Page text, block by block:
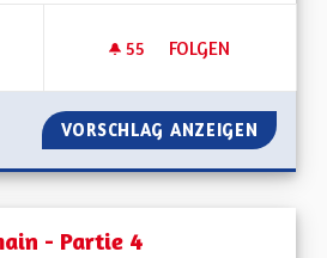
55 55 FOLLOWER
FOLGEN
L’ALSACE,
VORSCHLAG ANZEIGEN
- Partie 4